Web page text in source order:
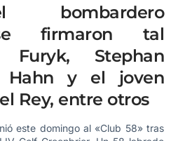
bombardero
firmaron tal
Stephan
Hahn y el joven
Rey, entre otros
este domingo al «Club 58» tras